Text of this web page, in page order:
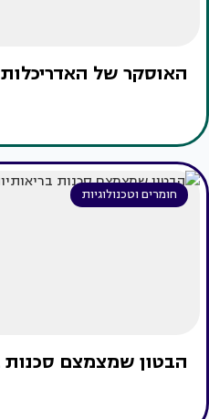
האוסקר של
חומרים וטכנולוגיות
הבטון שמצמצם סכנות